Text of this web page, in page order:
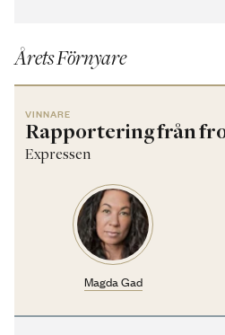
Årets Förnyare
VINNARE
Rapportering från
Expressen
Magda Gad